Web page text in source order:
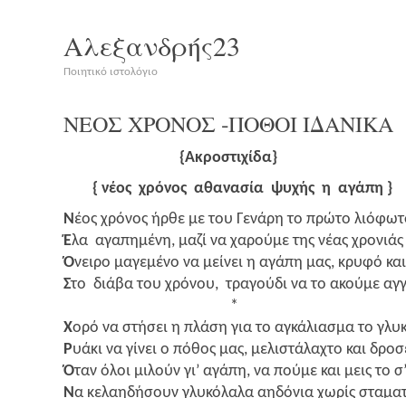
Αλεξανδρής23
Ποιητικό ιστολόγιο
ΝΕΟΣΧΡΟΝΟΣ ‑ΠΟΘΟΙΙΔΑΝΙΚΑ
{Ακρο­στι­χί­δα}
{ νέος χρό­νος αθα­να­σία ψυχής η αγά­πη }
Νέος χρό­νος ήρθε με του Γενά­ρη το πρώ­το
Έλα αγα­πη­μέ­νη, μαζί να χαρού­με της νέας
Όνει­ρο μαγε­μέ­νο να μεί­νει η αγά­πη μας, κρυ­φό και
Στο διά­βα του χρό­νου, τρα­γού­δι να το ακού­με
*
Χορό να στή­σει η πλά­ση για το αγκά­λια­σμα το
Ρυάκι να γίνει ο πόθος μας, μελι­στά­λα­χτο και
Όταν όλοι μιλούν γι’ αγά­πη, να πού­με και μεις το
Να κελαη­δή­σουν γλυ­κό­λα­λα αηδό­νια χωρίς